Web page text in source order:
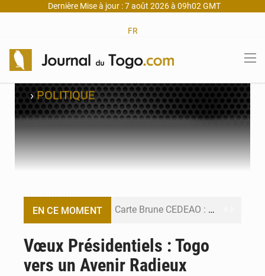
Dernière Mise à jour : 7 août 2026 à 09h02 GMT
FR
›POLITIQUE
EN CE MOMENT Carte Brune CEDEAO : Lomé mise sur la digitalisation des sinistres
Vœux Présidentiels : Togo
vers un Avenir Radieux